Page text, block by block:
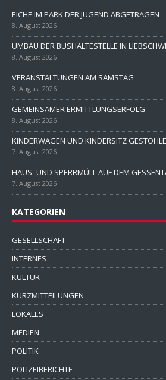
EICHE IM PARK DER JUGEND ABGETRAGEN
8. August 2026
UMBAU DER BUSHALTESTELLE IN
8. August 2026
VERANSTALTUNGEN AM SAMSTAG
8. August 2026
GEMEINSAMER ERMITTLUNGSERFOLG
8. August 2026
KINDERWAGEN UND KINDERSITZ
7. August 2026
HAUS- UND SPERRMÜLL AUF DEM
7. August 2026
KATEGORIEN
GESELLSCHAFT
INTERNES
KULTUR
KURZMITTEILUNGEN
LOKALES
MEDIEN
POLITIK
POLIZEIBERICHTE